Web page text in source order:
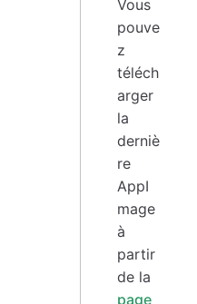
Vous
pouve
z
téléch
arger
la
derniè
re
AppI
mage
à
partir
de la
page